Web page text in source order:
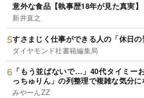
意外な食品【執事歴18年が見た真実】
新井直之
すさまじく仕事ができる人の「休日
ダイヤモンド社書籍編集局
「もう並ばないで…」40代タイミー
っちゅりん」の列整理で複雑な気分
みやーんZZ